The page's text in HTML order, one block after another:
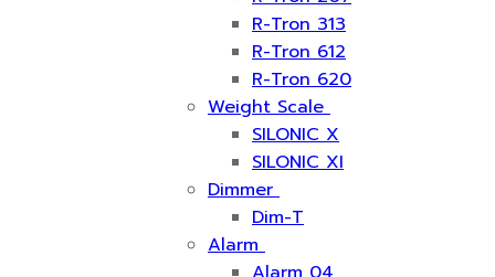
R-Tron 313
R-Tron 612
R-Tron 620
Weight Scale
SILONIC X
SILONIC XI
Dimmer
Dim-T
Alarm